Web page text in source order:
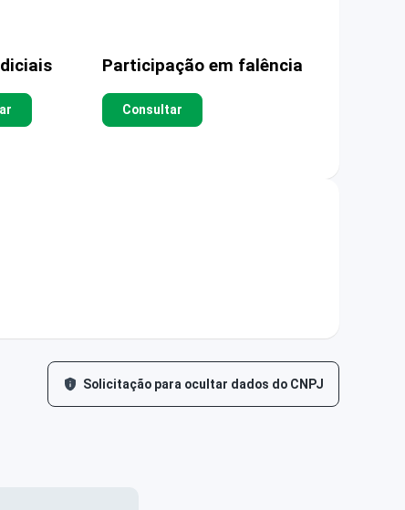
Participação em falência
Consultar
Solicitação para ocultar dados do CNPJ